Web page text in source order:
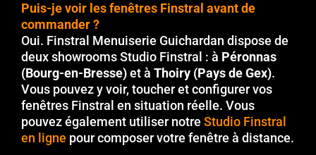
Puis-je voir les fenêtres Finstral avant de
commander ?
Oui. Finstral Menuiserie Guichardan dispose de
deux showrooms Studio Finstral : à Péronnas
(Bourg-en-Bresse)et à Thoiry (Pays de Gex).
Vous pouvez y voir, toucher et configurer vos
fenêtres Finstral en situation réelle. Vous
pouvez également utiliser notre Studio Finstral
en ligne pour composer votre fenêtre à distance.